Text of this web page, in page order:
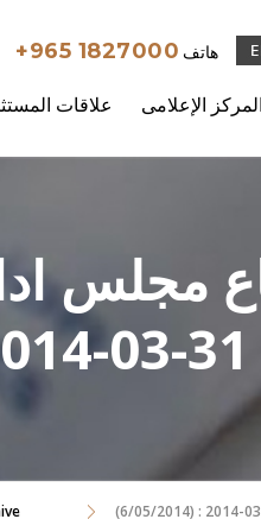
+965 1827000 هاتف
علاقات المركز الإعلامى
مجلس